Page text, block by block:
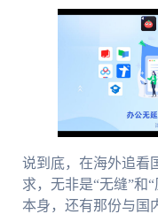
说到底，在海外追看
求，无非是“无缝”和
本身，还有那份与国